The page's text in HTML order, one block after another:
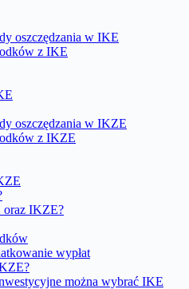
oszczędzania w IKE
z IKE
oszczędzania w IKZE
z IKZE
oraz IKZE?
wypłat
można wybrać IKE